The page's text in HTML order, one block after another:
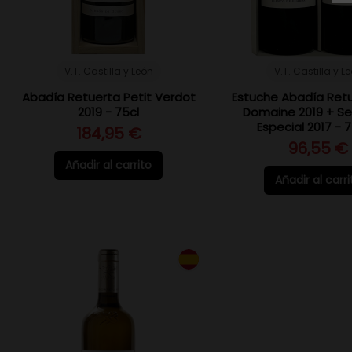
Abadía Retuerta Petit Verdot
2019 - 75cl
184,95 €
Añadir al carrito
Estuche Abadía
Domaine 2019 +
Especial 2017 -
96,55 €
Añadir al